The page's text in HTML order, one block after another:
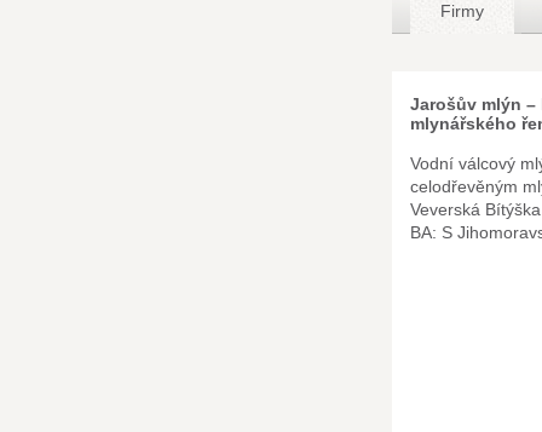
Firmy
Jarošův mlýn –
mlynářského
Vodní válcový
celodřevěným
Veverská Bítýška
BA: S